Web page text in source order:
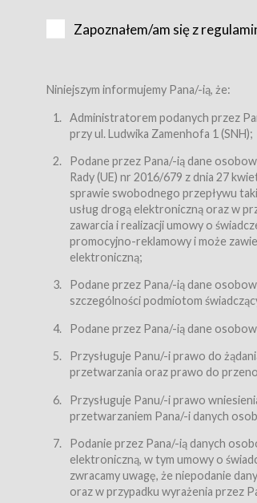
Karnety – wybrane dokumenty
Bilety – wybrane dokumenty
przewidziane przez Usługodawcę
filmowych, wydarzeniach
Sklep – sklep internetowy
Regulamin – niniejszy regulamin.
§ 2
Postanowienia ogólne
Regulamin określa zasady:
świadczenia Usługobiorcom
zasady świadczenia precyzują
przetwarzania przez
Usługodawca świadczy w
dnia 18 lipca 2002 r. o świadczeniu
nieodpłatnie.
usługę przeglądania i
usługę newsletter,
usługę zawierania na
usługę zawierania na
Usługodawca świadczy Usługi
(Dz.U. z 2002 r., Nr 144, poz. 1204,
Zapoznałem/am się z
Niniejszym informujemy Pana/-ią, że:
Administratorem podanych przez
przy ul. Ludwika Zamenhofa 1 (SNH);
Podane przez Pana/-ią dane
Rady (UE) nr 2016/679 z dnia 27
sprawie swobodnego przepływu
usług drogą elektroniczną oraz w
zawarcia i realizacji umowy o
promocyjno-reklamowy i może
elektroniczną;
Podane przez Pana/-ią dane
szczególności podmiotom
Podane przez Pana/-ią dane
Przysługuje Panu/-i prawo do
przetwarzania oraz prawo do
Przysługuje Panu/-i prawo
przetwarzaniem Pana/-i danych
Podanie przez Pana/-ią danych
elektroniczną, w tym umowy o
zwracamy uwagę, że niepodanie
oraz w przypadku wyrażenia przez